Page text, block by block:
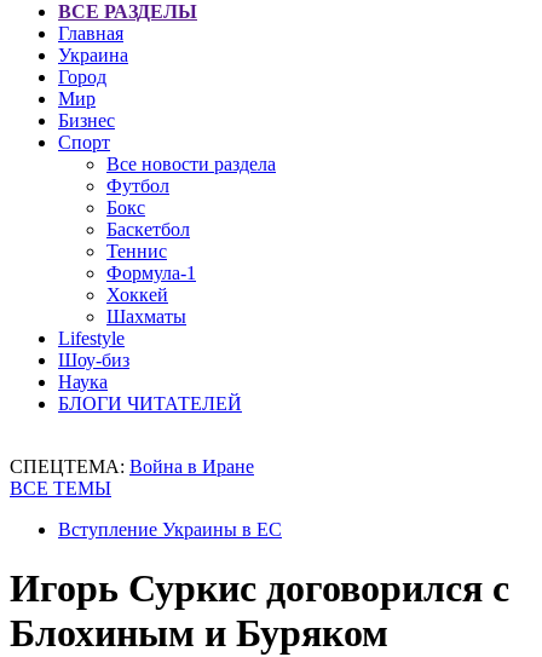
ВСЕ РАЗДЕЛЫ
Главная
Украина
Город
Мир
Бизнес
Спорт
Все новости раздела
Футбол
Бокс
Баскетбол
Теннис
Формула-1
Хоккей
Шахматы
Lifestyle
Шоу-биз
Наука
БЛОГИ ЧИТАТЕЛЕЙ
СПЕЦТЕМА: Война в Иране
ВСЕ ТЕМЫ
Вступление Украины в ЕС
Игорь Суркис договорился с
Блохиным и Буряком